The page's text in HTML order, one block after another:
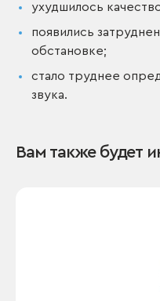
ухудшилось
появились
обстановке;
стало труднее
звука.
Вам также будет